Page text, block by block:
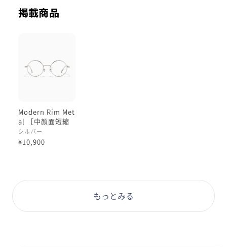
掲載商品
Modern Rim Met
al ［中顔面短縮
メガネ］
シルバー
¥10,900
もっとみる